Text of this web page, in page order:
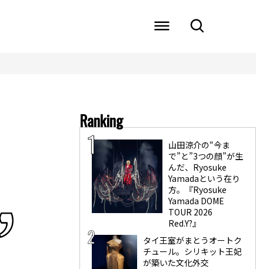
Ranking
山田涼介の“今ま
で”と”3つの顔”が生
んだ、Ryosuke
Yamadaという在り
方。『Ryosuke
Yamada DOME
TOUR 2026
Red.Y?』
タイ王室がまとうオートク
チュール。シリキット王妃
が築いた文化外交